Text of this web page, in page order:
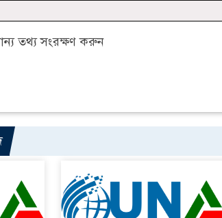
তথ্য সংরক্ষণ করুন